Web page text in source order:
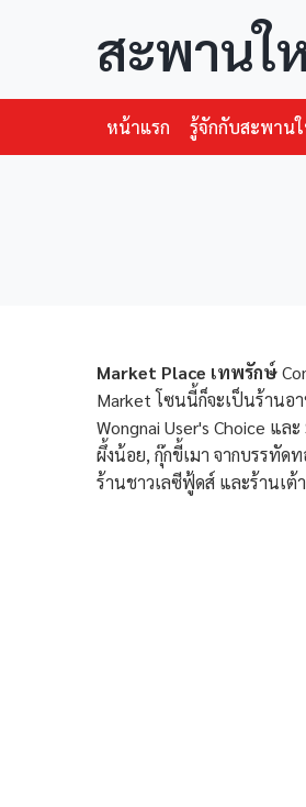
สะพานใ
หน้าแรก รู้จักกับสะพาน
Market Place เทพรักษ์
Market โซนนี้ก็จะเป็นร้านอ
Wongnai User's Choice แ
ผึ้งน้อย, กุ๊กขี้เมา จากบรรทัด
ร้านชาวเลซีฟู้ดส์ และร้านเต้